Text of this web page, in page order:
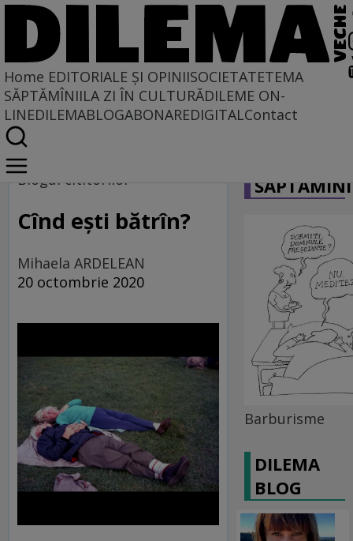
Home EDITORIALE ȘI OPINIISOCIETATETEMA
SĂPTĂMÎNIILA ZI ÎN CULTURĂDILEME ON-
LINEDILEMABLOGABONAREDIGITALContact
Home
Blogul cititorilor
Blogul cititorilor
Cînd ești bătrîn?
Mihaela ARDELEAN
20 octombrie 2020
Barburisme
DILEMA
BLOG